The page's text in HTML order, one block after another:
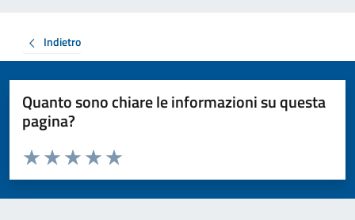
Indietro
Quanto sono chiare le informazioni su questa
pagina?
Valuta da 1 a 5 stelle la pagina
Valuta 5 stelle su 5
Valuta 4 stelle su 5
Valuta 3 stelle su 5
Valuta 2 stelle su 5
Valuta 1 stelle su 5